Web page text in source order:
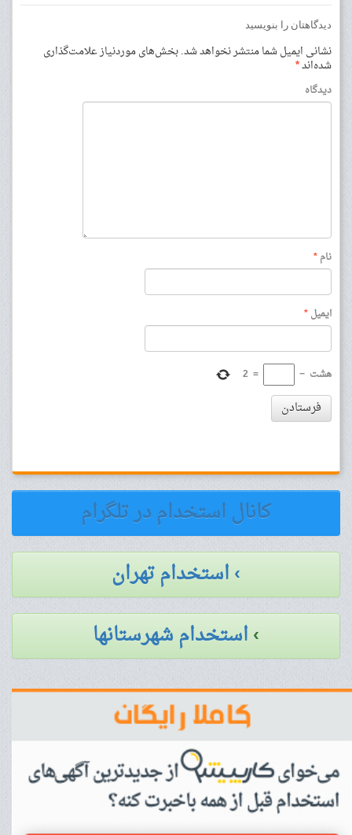
دیدگاهتان را بنویسید
نشانی ایمیل شما منتشر نخواهد شد.بخش‌های موردنیاز علامت‌گذاری
شده‌اند*
دیدگاه
نام*
ایمیل*
هشت −
=
2
فرستادن
کانال استخدام در تلگرام
› استخدام تهران
›استخدام شهرستانها